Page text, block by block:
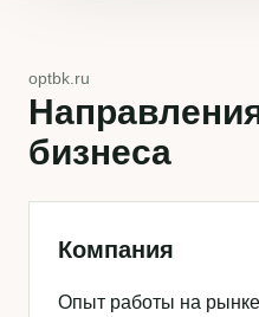
optbk.ru
бизнеса
Компания
Опыт работы на рынке